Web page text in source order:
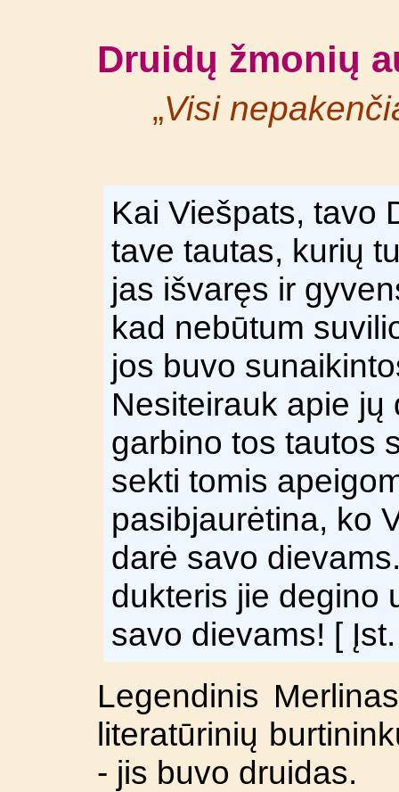
Druidų žmonių
„Visi
Kai Viešpats, tavo
tave tautas, kurių
jas išvaręs ir
kad nebūtum
jos buvo
Nesiteirauk apie
garbino tos tautos
sekti tomis
pasibjaurėtina, ko
darė savo
dukteris jie degino
savo dievams! [
Legendinis
literatūrinių
- jis buvo druidas.